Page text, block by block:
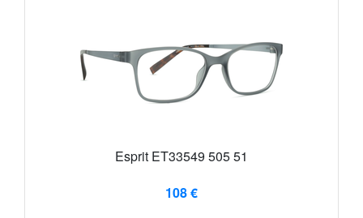
Esprit ET33549 505 51
108 €